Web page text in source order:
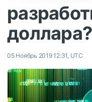
доллара?
05 Ноябрь 2019 12:31, UTC